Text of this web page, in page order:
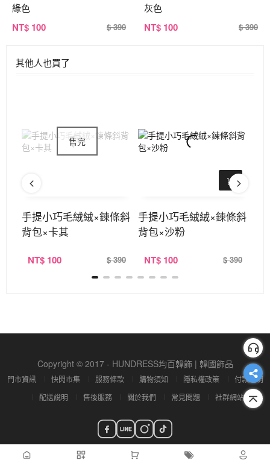
綠色
NT$ 100 $ 390
灰色
NT$ 100 $ 390
其他人也買了
手提小巧毛絨絨×鍊條斜
背包×卡其
NT$ 100 $ 390
手提小巧毛絨絨×鍊條斜
背包×沙粉
NT$ 100 $ 390
Copyright © 2017 - HUNDRESS均百韓飾 | 韓國飾品
門市資訊 快閃市集 服務條款 購物須知 隱私權政策
付款說明
配送說明
售後服務 關於我們 常見問題 社群網站